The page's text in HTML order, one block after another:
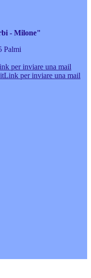
- Milone"
Palmi
per inviare una mail
Link per inviare una mail